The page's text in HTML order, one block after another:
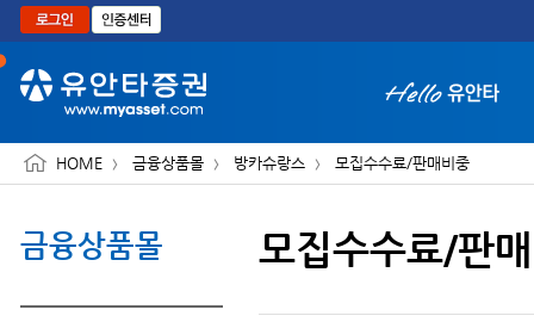
본문으로 바로가기
HOME 금융상품몰 방카슈랑스 모집수수료/판매비중
금융상품몰 모집수수료/판